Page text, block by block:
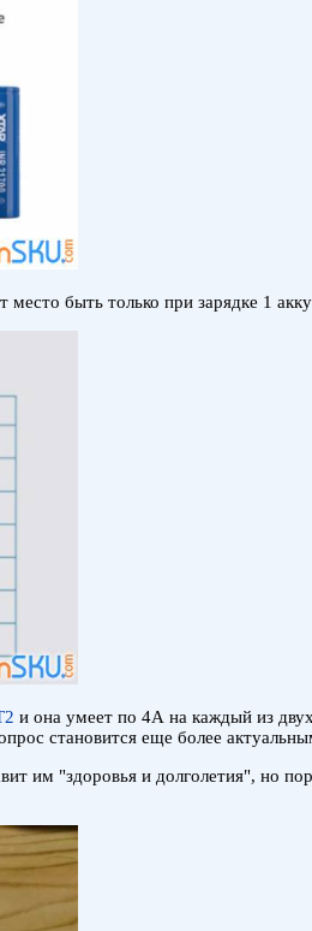
быть только при зарядке 1
и она умеет по 4А на каждый из
становится еще более
им "здоровья и долголетия", но